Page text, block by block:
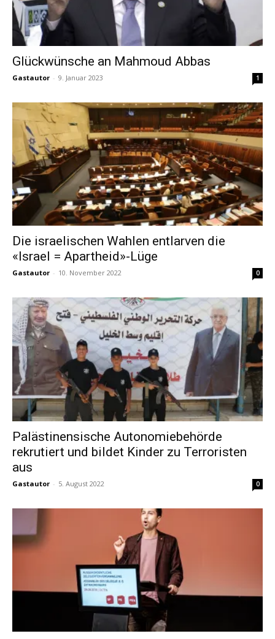
Glückwünsche an Mahmoud Abbas
Gastautor - 9. Januar 2023 1
Die israelischen Wahlen entlarven die
«Israel = Apartheid»-Lüge
Gastautor - 10. November 2022 0
Palästinensische Autonomiebehörde
rekrutiert und bildet Kinder zu Terroristen
aus
Gastautor - 5. August 2022 0